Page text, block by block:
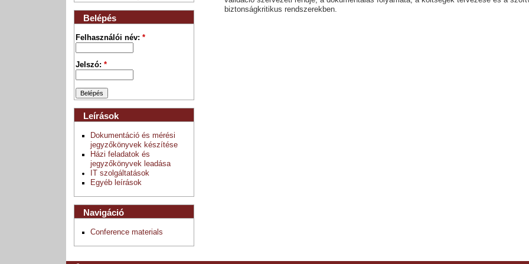
biztonságkritikus rendszerekben.
Belépés
Felhasználói név:*
Jelszó:*
Leírások
Dokumentáció és mérési
jegyzőkönyvek készítése
Házi feladatok és
jegyzőkönyvek leadása
IT szolgáltatások
Egyéb leírások
Navigáció
Conference materials